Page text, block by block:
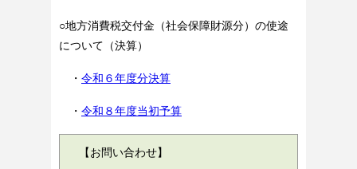
○地方消費税交付金（社会保障財源分）の使途
について（決算）
・ 令和６年度分決算
・ 令和８年度当初予算
【お問い合わせ】